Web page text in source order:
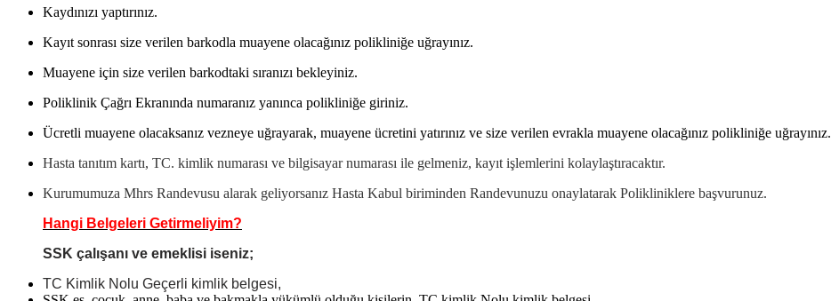
Kaydınızı yaptırınız.
Kayıt sonrası size verilen barkodla muayene olacağınız polikliniğe uğrayınız.
Muayene için size verilen barkodtaki sıranızı bekleyiniz.
Poliklinik Çağrı Ekranında numaranız yanınca polikliniğe giriniz.
Ücretli muayene olacaksanız vezneye uğrayarak, muayene ücretini yatırınız ve size verilen evrakla muayene olacağınız polikliniğe uğrayınız.
Hasta tanıtım kartı, TC. kimlik numarası ve bilgisayar numarası ile gelmeniz, kayıt işlemlerini kolaylaştıracaktır.
Kurumumuza Mhrs Randevusu alarak geliyorsanız Hasta Kabul biriminden Randevunuzu onaylatarak Polikliniklere başvurunuz.
Hangi Belgeleri Getirmeliyim?
SSK çalışanı ve emeklisi iseniz;
TC Kimlik Nolu Geçerli kimlik belgesi,